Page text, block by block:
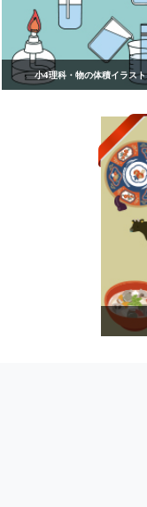
小4理科・物の体積イラスト